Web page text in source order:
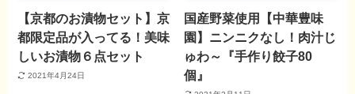
【京都のお漬物セット】京
都限定品が入ってる！美味
しいお漬物６点セット
2021年4月24日
国産野菜使用【中華豊味
園】ニンニクなし！肉汁じ
ゅわ～『手作り餃子80
個』